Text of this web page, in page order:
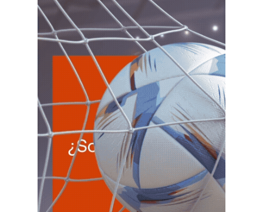
5 SAN JUAN
Agentes Percepcion San Juan
CUIT 0-1-2-3-4-5-6-7-8-9-…
JUE 6/8
NACIONAL
6 NACIONAL
Autonomos
NACIONAL
Retenciones SICOSS Mensual
CUIT 7-8-9-…
ENTRE RIOS
JUE
ENTRE RIOS
Ag. Ret. Imp. Prof. Lib. EERR
CUIT 0-1-2-3-4-…